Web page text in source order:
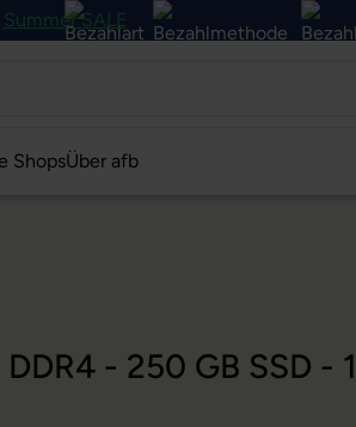
Summer SALE
ShopsÜber afb
- 250 GB SSD -